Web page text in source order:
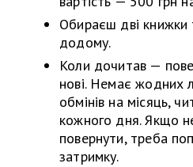
Обираєш дві книжки
додому.
Коли дочитав —
нові. Немає жодних
обмінів на місяць,
кожного дня. Якщо
повернути, треба
затримку.